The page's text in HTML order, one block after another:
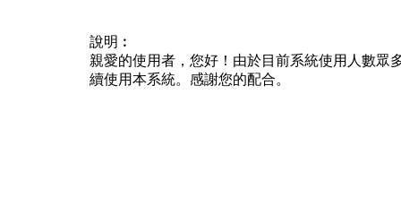
說明︰
親愛的使用者，您好！由於目前系統使用人數眾
續使用本系統。感謝您的配合。